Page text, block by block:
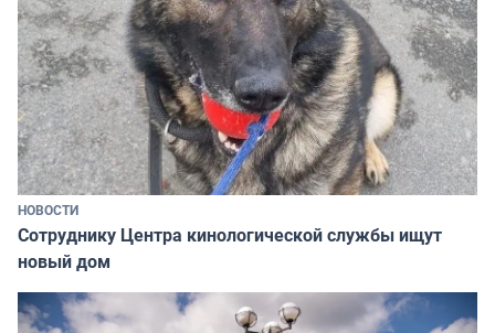
НОВОСТИ
Сотруднику Центра кинологической службы ищут
новый дом